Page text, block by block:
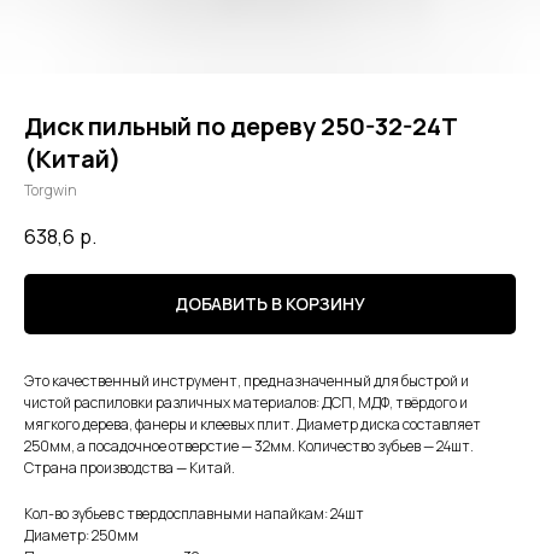
Диск пильный по дереву 250-32-24Т
(Китай)
Torgwin
638,6 р.
ДОБАВИТЬ В КОРЗИНУ
Это качественный инструмент, предназначенный для быстрой и
чистой распиловки различных материалов: ДСП, МДФ, твёрдого и
мягкого дерева, фанеры и клеевых плит. Диаметр диска составляет
250мм, а посадочное отверстие — 32мм. Количество зубьев — 24шт.
Страна производства — Китай.
Кол-во зубьев с твердосплавными напайкам: 24шт
Диаметр: 250мм